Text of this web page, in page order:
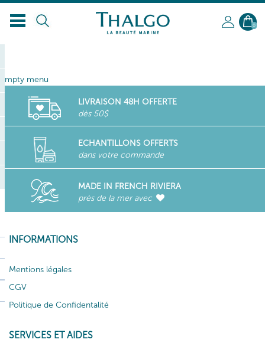
FR
0
empty menu
LIVRAISON 48H OFFERTE
dès 50$
ECHANTILLONS OFFERTS
dans votre commande
MADE IN FRENCH RIVIERA
près de la mer avec
INFORMATIONS
Mentions légales
CGV
Politique de Confidentalité
SERVICES ET AIDES